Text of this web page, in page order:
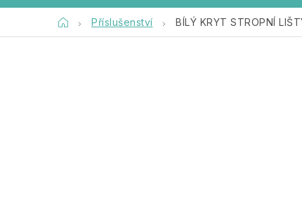
DomůPříslušenství BÍLÝ KRYT STROPNÍ